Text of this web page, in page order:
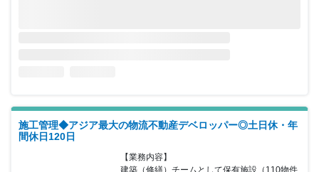
施工管理◆アジア最大の物流不動産デベロッパー◎土日休・年
間休日120日
【業務内容】
建築（修繕）チームとして保有施設（110物件